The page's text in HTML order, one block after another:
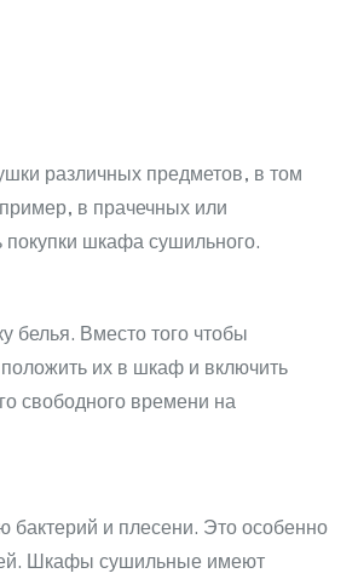
различных предметов, в том
в прачечных или
покупки шкафа сушильного.
белья. Вместо того чтобы
их в шкаф и включить
свободного времени на
бактерий и плесени. Это особенно
Шкафы сушильные имеют